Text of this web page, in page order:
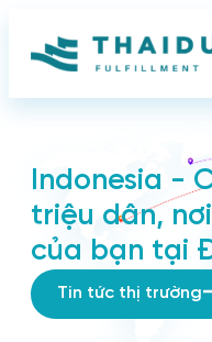
Indonesia -
triệu dân,
của bạn tại
Tin tức thị trường